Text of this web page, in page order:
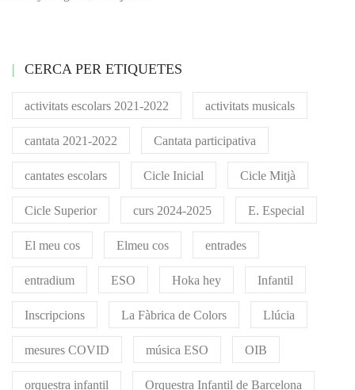
CERCA PER ETIQUETES
activitats escolars 2021-2022 activitats musicals
cantata 2021-2022 Cantata participativa
cantates escolars Cicle Inicial Cicle Mitjà
Cicle Superior curs 2024-2025 E. Especial
El meu cos Elmeu cos entrades
entradium ESO Hoka hey Infantil
Inscripcions La Fàbrica de Colors Llúcia
mesures COVID música ESO OIB
orquestra infantil Orquestra Infantil de Barcelona